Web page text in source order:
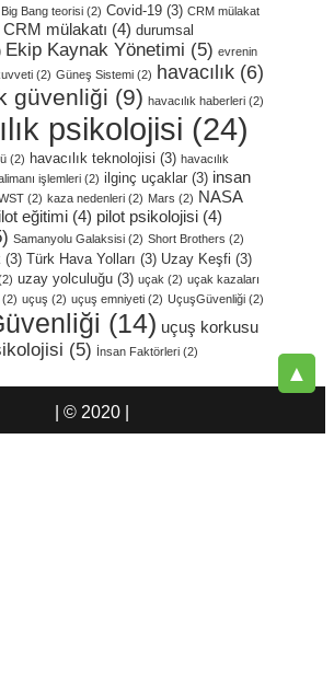
Big Bang teorisi (2) Covid-19 (3) CRM mülakat
CRM mülakatı (4) durumsal
Ekip Kaynak Yönetimi (5) evrenin
(2) Güneş Sistemi (2) havacılık (6)
güvenliği (9) havacılık haberleri (2)
psikolojisi (24)
(2) havacılık teknolojisi (3) havacılık
işlemleri (2) ilginç uçaklar (3) insan
(2) kaza nedenleri (2) Mars (2) NASA
eğitimi (4) pilot psikolojisi (4)
Samanyolu Galaksisi (2) Short Brothers (2)
(3) Türk Hava Yolları (3) Uzay Keşfi (3)
uzay yolculuğu (3) uçak (2) uçak kazaları
(2) uçuş (2) uçuş emniyeti (2) UçuşGüvenliği (2)
(14) uçuş korkusu
(5) İnsan Faktörleri (2)
▲
| © 2020 |